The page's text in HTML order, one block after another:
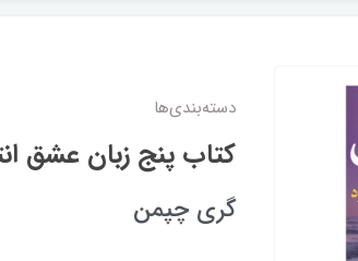
دسته‌بندی‌ها
کتاب پنج زبان عشق
گری چپمن